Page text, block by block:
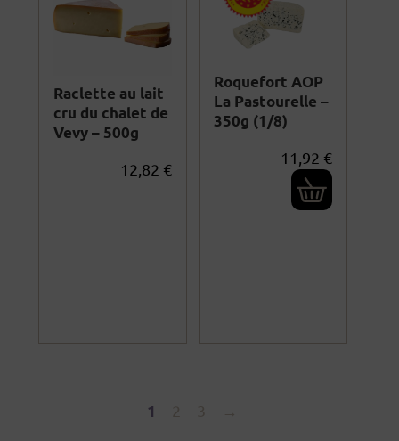
Raclette au lait
cru du chalet de
Vevy – 500g
12,82 €
Roquefort AOP
La Pastourelle –
350g (1/8)
11,92 €
1